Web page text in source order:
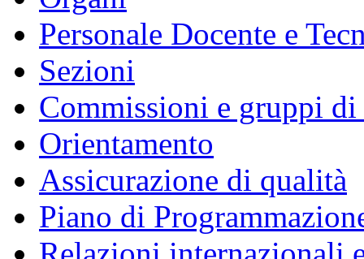
Personale Docente e
Sezioni
Commissioni e gruppi
Orientamento
Assicurazione di qualità
Piano di